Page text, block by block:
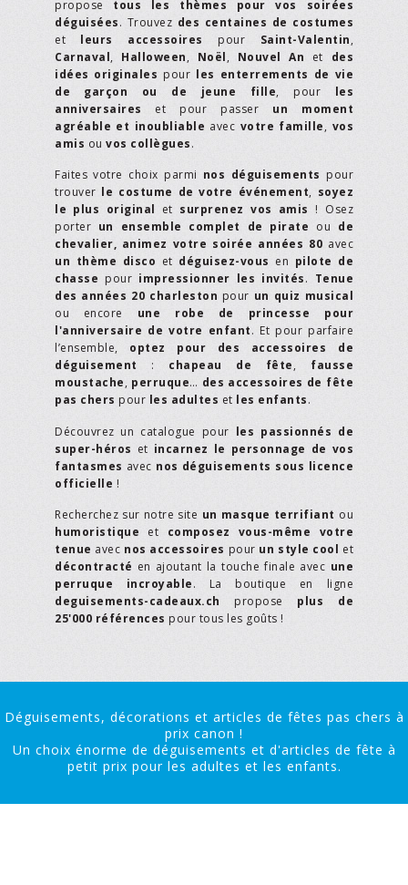
propose tous les thèmes pour vos soirées
déguisées. Trouvez des centaines de costumes
et leurs accessoires pour Saint-Valentin,
Carnaval, Halloween, Noël, Nouvel An et des
idées originales pour les enterrements de vie
de garçon ou de jeune fille, pour les
anniversaires et pour passer un moment
agréable et inoubliable avec votre famille, vos
amis ou vos collègues.
Faites votre choix parmi nos déguisements pour
trouver le costume de votre événement, soyez
le plus original et surprenez vos amis ! Osez
porter un ensemble complet de pirate ou de
chevalier, animez votre soirée années 80 avec
un thème disco et déguisez-vous en pilote de
chasse pour impressionner les invités. Tenue
des années 20 charleston pour un quiz musical
ou encore une robe de princesse pour
l'anniversaire de votre enfant. Et pour parfaire
l’ensemble, optez pour des accessoires de
déguisement : chapeau de fête, fausse
moustache, perruque… des accessoires de fête
pas chers pour les adultes et les enfants.
Découvrez un catalogue pour les passionnés de
super-héros et incarnez le personnage de vos
fantasmes avec nos déguisements sous licence
officielle !
Recherchez sur notre site un masque terrifiant ou
humoristique et composez vous-même votre
tenue avec nos accessoires pour un style cool et
décontracté en ajoutant la touche finale avec une
perruque incroyable. La boutique en ligne
deguisements-cadeaux.ch propose plus de
25'000 références pour tous les goûts !
Déguisements, décorations et articles de fêtes pas chers à
prix canon !
Un choix énorme de déguisements et d'articles de fête à
petit prix pour les adultes et les enfants.